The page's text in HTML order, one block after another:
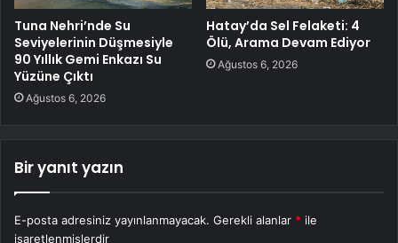
Tuna Nehri’nde Su
Seviyelerinin Düşmesiyle
90 Yıllık Gemi Enkazı Su
Yüzüne Çıktı
Ağustos 6, 2026
Hatay’da Sel Felaketi: 4
Ölü, Arama Devam Ediyor
Ağustos 6, 2026
Bir yanıt yazın
E-posta adresiniz yayınlanmayacak. Gerekli alanlar * ile
işaretlenmişlerdir